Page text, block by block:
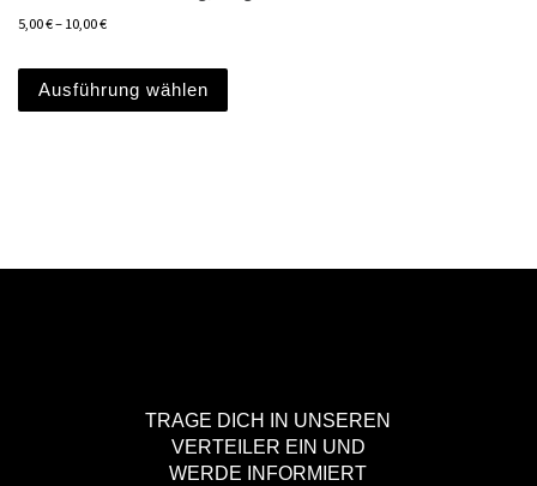
5,00€– 10,00€
Ausführung wählen
TRAGE DICH IN UNSEREN
VERTEILER EIN UND
WERDE INFORMIERT